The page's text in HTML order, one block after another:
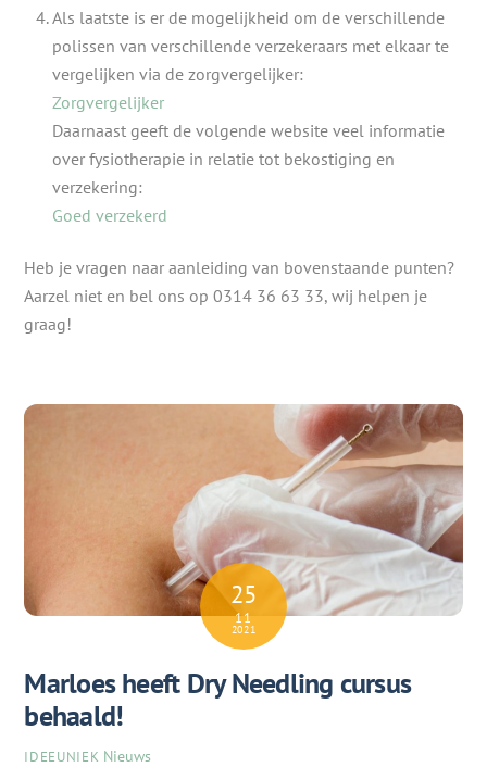
Als laatste is er de mogelijkheid om de verschillende
polissen van verschillende verzekeraars met elkaar te
vergelijken via de zorgvergelijker:
Zorgvergelijker
Daarnaast geeft de volgende website veel informatie
over fysiotherapie in relatie tot bekostiging en
verzekering:
Goed verzekerd
Heb je vragen naar aanleiding van bovenstaande punten?
Aarzel niet en bel ons op 0314 36 63 33, wij helpen je
graag!
25
11
2021
Marloes heeft Dry Needling cursus
behaald!
IDEEUNIEK Nieuws